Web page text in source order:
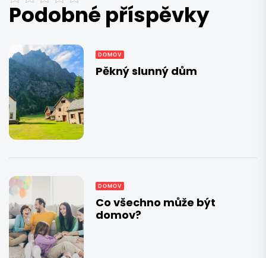
Podobné příspěvky
DOMOV
Pěkný slunný dům
DOMOV
Co všechno může být
domov?